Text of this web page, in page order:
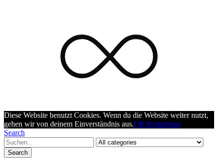
Diese Website benutzt Cookies. Wenn du die Website weiter nutzt,
gehen wir von deinem Einverständnis aus.OKWeiterlesen
Search
Search